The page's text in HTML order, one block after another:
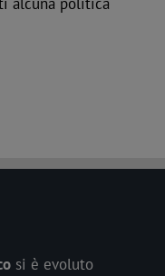
si è evoluto